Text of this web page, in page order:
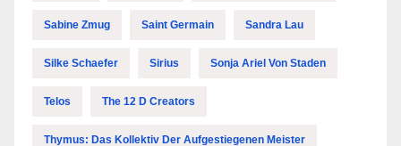
Sabine Zmug Saint Germain Sandra Lau
Silke Schaefer Sirius Sonja Ariel Von Staden
Telos The 12 D Creators
Thymus: Das Kollektiv Der Aufgestiegenen Meister